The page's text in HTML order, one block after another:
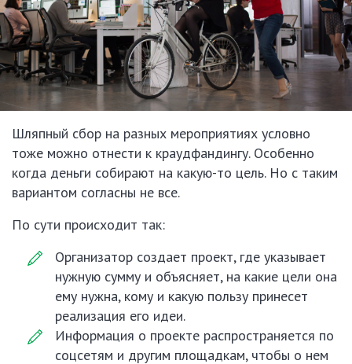
Шляпный сбор на разных мероприятиях условно
тоже можно отнести к краудфандингу. Особенно
когда деньги собирают на какую-то цель. Но с таким
вариантом согласны не все.
По сути происходит так:
Организатор создает проект, где указывает
нужную сумму и объясняет, на какие цели она
ему нужна, кому и какую пользу принесет
реализация его идеи.
Информация о проекте распространяется по
соцсетям и другим площадкам, чтобы о нем